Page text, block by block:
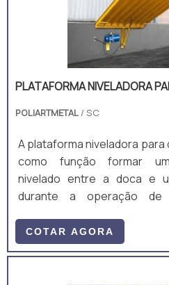
ART de Projeto e
Manual técnico;
PLATAFORMA NIVELADORA
POLIARTMETAL / SC
A plataforma niveladora para
como função formar
nivelado entre a doca e
durante a operação
COTAR AGORA